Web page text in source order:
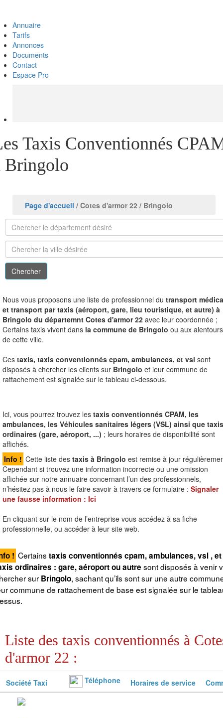
Annuaire
Tarifs
Annonces
Documents
Contact
Espace Pro
Taxis Conventionnés
Bringolo
Page d'accueil / Cotes d'armor 22 / Bringolo
Nous vous proposons une liste de professionnel du transport
et transport par taxis (aéroport, gare, lieu touristique, et autre) à
Bringolo du départemnt Cotes d'armor 22 avec leur coordonnée ;
Certains taxis vivent dans la commune de Bringolo ou aux alentours
de cette ville.
Ces taxis, taxis conventionnés cpam, ambulances, et vsl sont
disposés à chercher les clients sur Bringolo et leur commune de
rattachement est signalée sur le tableau ci-dessous.
Ici, vous pourrez trouvez les taxis conventionnés CPAM, les
ambulances, les Véhicules sanitaires légers (VSL) ainsi que taxis
ordinaires (gare, aéroport, ...) ; leurs horaires de disponibilité sont
affichés.
Info ! Cette liste des taxis à Bringolo est remise à jour
Cependant si trouvez une information incorrecte ou une omission
affichée sur notre annuaire concernant l’un des professionnels,
n’hésitez pas à nous le faire savoir à travers ce formulaire : Signaler
une fausse information : Ici
En cliquant sur le nom de l’entreprise vous accédez à sa fiche
professionnelle, ou accéder à leur site web.
! Certainstaxis conventionnés cpam, ambulances, vsl , et
ordinaires : gare, aéroport ou autre sont disposés à venir
sur Bringolo, sachant qu’ils sont sur une autre
commune de rattachement de base est signalée sur le
Liste des taxis conventionnés à
d'armor 22 :
Société Taxi Téléphone Horaires de service